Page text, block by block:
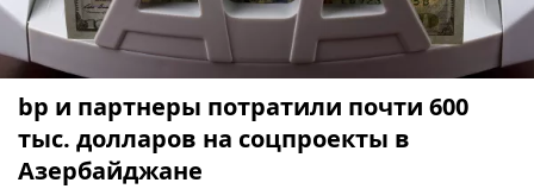
bp и партнеры потратили почти 600
тыс. долларов на соцпроекты в
Азербайджане